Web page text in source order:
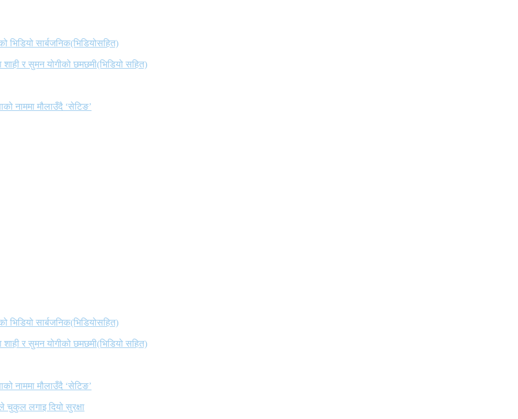
सार्बजनिक(भिडियोसहित)
शाही र सुमन योगीको छमछमी(भिडियो सहित)
नाममा मौलाउँदै ‘सेटिङ’
सार्बजनिक(भिडियोसहित)
शाही र सुमन योगीको छमछमी(भिडियो सहित)
नाममा मौलाउँदै ‘सेटिङ’
चुकुल लगाइ दियो सुरक्षा